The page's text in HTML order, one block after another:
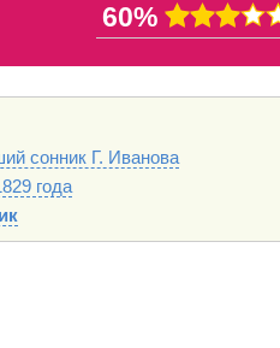
60%
сонник Г. Иванова
года